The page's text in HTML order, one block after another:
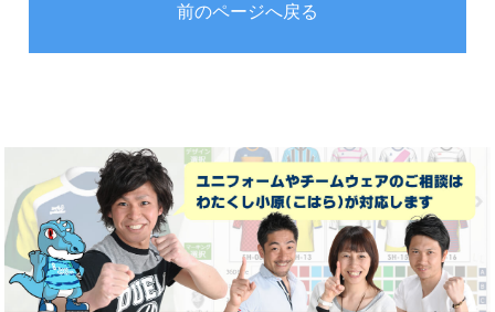
前のページへ戻る